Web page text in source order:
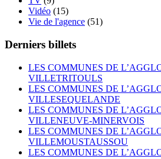
Vidéo (15)
Vie de l'agence (51)
Derniers billets
LES COMMUNES DE
VILLETRITOULS
LES COMMUNES DE
VILLESEQUELANDE
LES COMMUNES DE
VILLENEUVE-MINERVOIS
LES COMMUNES DE
VILLEMOUSTAUSSOU
LES COMMUNES DE